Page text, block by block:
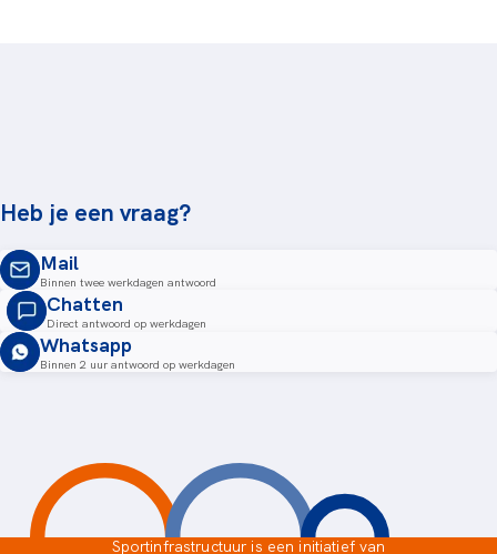
Heb je een vraag?
Mail
Binnen twee werkdagen antwoord
Chatten
Direct antwoord op werkdagen
Whatsapp
Binnen 2 uur antwoord op werkdagen
Sportinfrastructuur is een initiatief van